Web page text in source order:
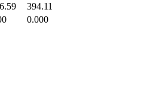
394.11
0.000